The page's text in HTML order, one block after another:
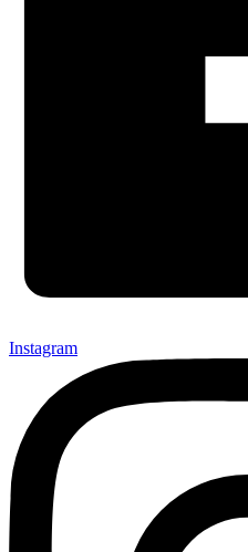
Instagram